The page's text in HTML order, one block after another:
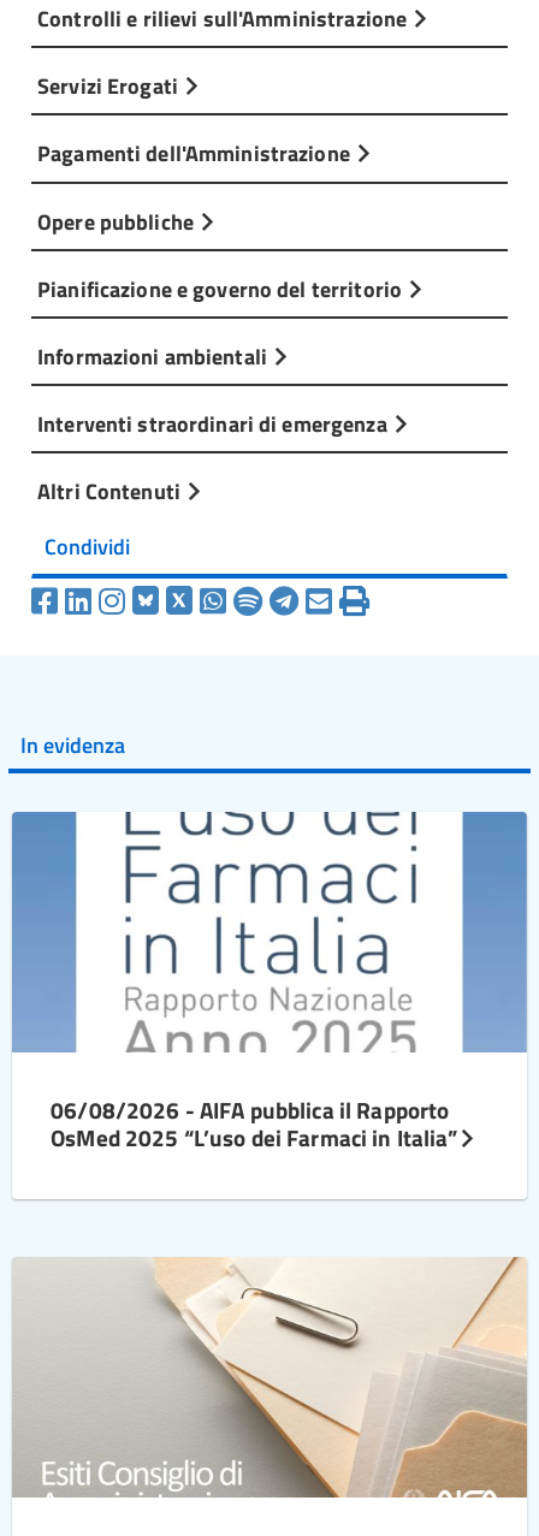
Controlli e rilievi sull'Amministrazione
Servizi Erogati
Pagamenti dell'Amministrazione
Opere pubbliche
Pianificazione e governo del territorio
Informazioni ambientali
Interventi straordinari di emergenza
Altri Contenuti
Condividi
In evidenza
06/08/2026 - AIFA pubblica il Rapporto
OsMed 2025 “L’uso dei Farmaci in Italia”